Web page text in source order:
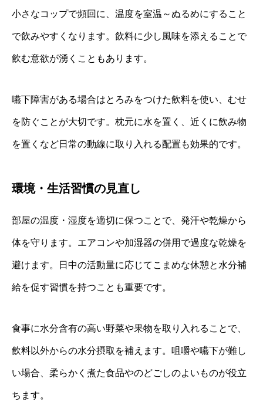
小さなコップで頻回に、温度を室温～ぬるめにすること
で飲みやすくなります。飲料に少し風味を添えることで
飲む意欲が湧くこともあります。
嚥下障害がある場合はとろみをつけた飲料を使い、むせ
を防ぐことが大切です。枕元に水を置く、近くに飲み物
を置くなど日常の動線に取り入れる配置も効果的です。
環境・生活習慣の見直し
部屋の温度・湿度を適切に保つことで、発汗や乾燥から
体を守ります。エアコンや加湿器の併用で過度な乾燥を
避けます。日中の活動量に応じてこまめな休憩と水分補
給を促す習慣を持つことも重要です。
食事に水分含有の高い野菜や果物を取り入れることで、
飲料以外からの水分摂取を補えます。咀嚼や嚥下が難し
い場合、柔らかく煮た食品やのどごしのよいものが役立
ちます。